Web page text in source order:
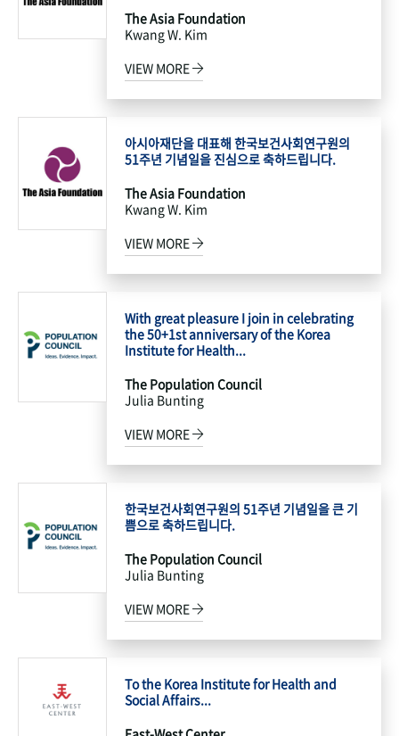
The Asia Foundation
Kwang W. Kim
VIEW MORE
아시아재단을 대표해 한국보건사회연구원의
51주년 기념일을 진심으로 축하드립니다.
The Asia Foundation
Kwang W. Kim
VIEW MORE
With great pleasure I join in celebrating
the 50+1st anniversary of the Korea
Institute for Health...
The Population Council
Julia Bunting
VIEW MORE
한국보건사회연구원의 51주년 기념일을 큰 기
쁨으로 축하드립니다.
The Population Council
Julia Bunting
VIEW MORE
To the Korea Institute for Health and
Social Affairs...